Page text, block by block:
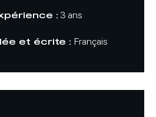
: 3 ans
et écrite : Français